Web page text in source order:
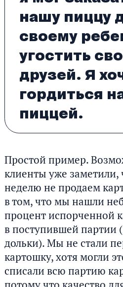
нашу пиццу
своему
угостить
друзей. Я
гордиться
пиццей.
Простой пример.
клиенты уже
неделю не продаем
в том, что мы нашли
процент испорченной
в поступившей партии
дольки). Мы не стали
картошку, хотя могли
списали всю партию